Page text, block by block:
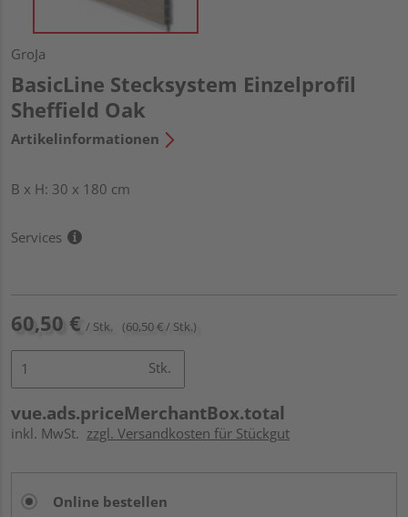
GroJa
BasicLine Stecksystem Einzelprofil
Sheffield Oak
Artikelinformationen
B x H: 30 x 180 cm
Services
60,50 € / Stk. (60,50 € / Stk.)
Stk.
vue.ads.priceMerchantBox.total
inkl. MwSt. zzgl. Versandkosten für Stückgut
Online bestellen